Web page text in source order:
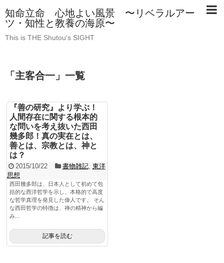
知命立命 心地よい風景 〜リベラルアー
ツ・知性と教養の海原〜
This is THE Shutou's SIGHT
「 主客合一 」 一覧
『善の研究』より学ぶ！
人間存在に関する根本的
な問いを考え抜いた西田
幾多郎！真の実在とは、
善とは、宗教とは、神と
は？
2015/10/22 書物雑記, 東洋
思想
西田幾多郎は、日本人として初めて包
括的な西洋哲学を示し、本格的で高度
な哲学真理を発見した偉人です。 そん
な西田哲学の特徴は、禅の精神から編
み...
記事を読む